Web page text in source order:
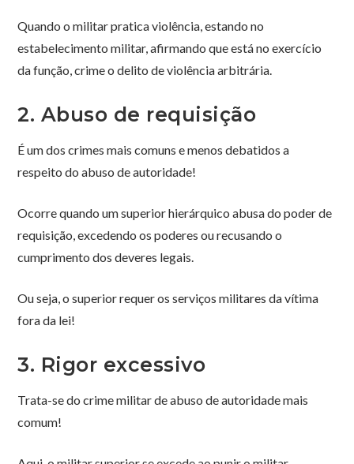
Quando o militar pratica violência, estando no
estabelecimento militar, afirmando que está no exercício
da função, crime o delito de violência arbitrária.
2. Abuso de requisição
É um dos crimes mais comuns e menos debatidos a
respeito do abuso de autoridade!
Ocorre quando um superior hierárquico abusa do poder de
requisição, excedendo os poderes ou recusando o
cumprimento dos deveres legais.
Ou seja, o superior requer os serviços militares da vítima
fora da lei!
3. Rigor excessivo
Trata-se do crime militar de abuso de autoridade mais
comum!